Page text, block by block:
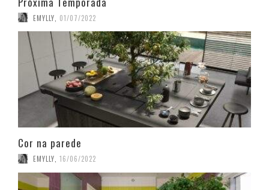
EMYLLY 01/07/2022
Cor na parede
EMYLLY 16/06/2022